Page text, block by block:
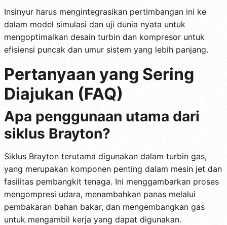
Insinyur harus mengintegrasikan pertimbangan ini ke
dalam model simulasi dan uji dunia nyata untuk
mengoptimalkan desain turbin dan kompresor untuk
efisiensi puncak dan umur sistem yang lebih panjang.
Pertanyaan yang Sering
Diajukan (FAQ)
Apa penggunaan utama dari
siklus Brayton?
Siklus Brayton terutama digunakan dalam turbin gas,
yang merupakan komponen penting dalam mesin jet dan
fasilitas pembangkit tenaga. Ini menggambarkan proses
mengompresi udara, menambahkan panas melalui
pembakaran bahan bakar, dan mengembangkan gas
untuk mengambil kerja yang dapat digunakan.